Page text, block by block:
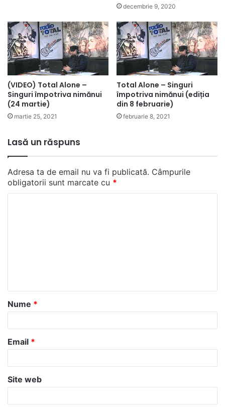
decembrie 9, 2020
(VIDEO) Total Alone –
Singuri împotriva nimănui
(24 martie)
martie 25, 2021
Total Alone – Singuri
împotriva nimănui (ediția
din 8 februarie)
februarie 8, 2021
Lasă un răspuns
Adresa ta de email nu va fi publicată. Câmpurile
obligatorii sunt marcate cu *
a
r
*
Nume *
Email *
Site web